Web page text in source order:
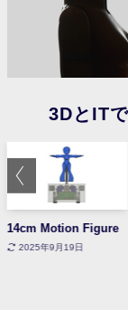
3DとIT
14cm Motion Figure
2025年9月19日